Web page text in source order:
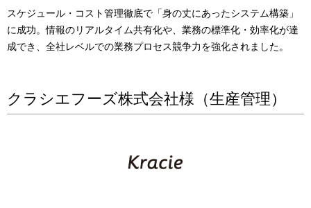
スケジュール・コスト管理徹底で「身の丈にあったシステム構築」
に成功。情報のリアルタイム共有化や、業務の標準化・効率化が達
成でき、全社レベルでの業務プロセス競争力を強化されました。
クラシエフーズ株式会社様（生産管理）